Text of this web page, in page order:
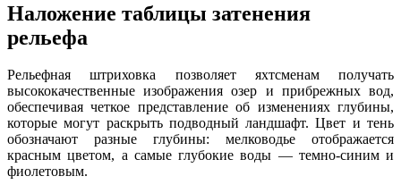
Наложение таблицы затенения
рельефа
Рельефная штриховка позволяет яхтсменам получать
высококачественные изображения озер и прибрежных вод,
обеспечивая четкое представление об изменениях глубины,
которые могут раскрыть подводный ландшафт. Цвет и тень
обозначают разные глубины: мелководье отображается
красным цветом, а самые глубокие воды — темно-синим и
фиолетовым.